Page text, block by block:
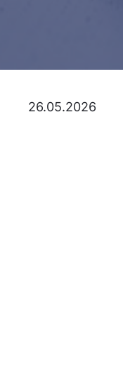
26.05.2026